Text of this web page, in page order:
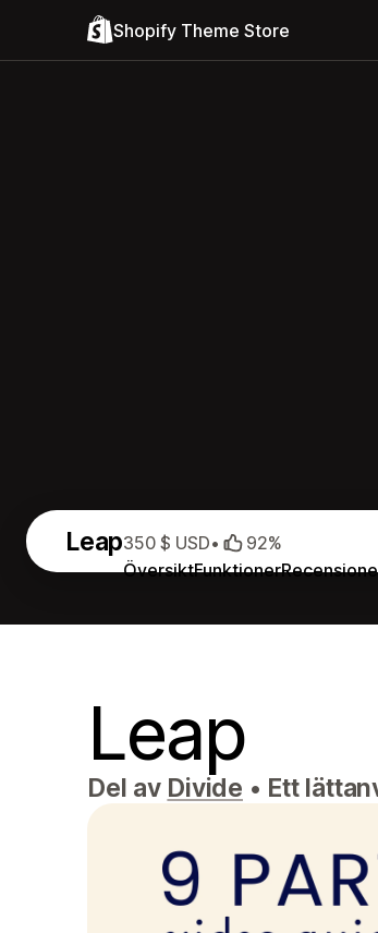
Shopify Theme Store
Leap
ÖversiktFunktioner
350 $ USD• 92%
Leap
Del av Divide • Ett